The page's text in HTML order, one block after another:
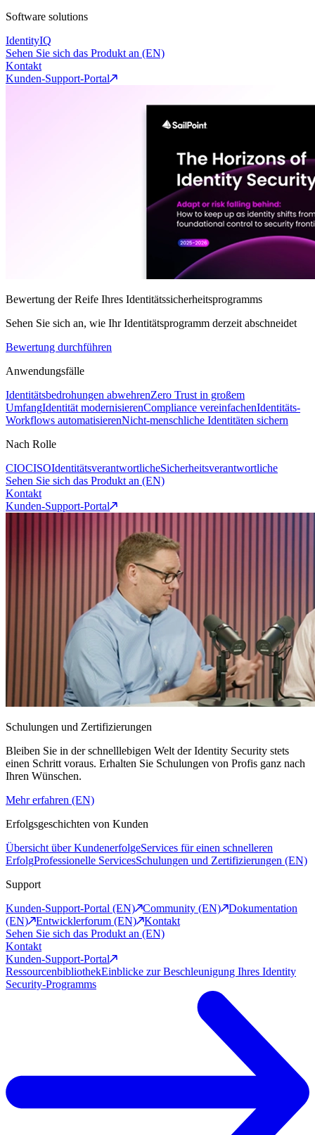
Software solutions
IdentityIQ
Sehen Sie sich das Produkt an (EN)
Kontakt
Kunden-Support-Portal
Bewertung der Reife Ihres Identitätssicherheitsprogramms
Sehen Sie sich an, wie Ihr Identitätsprogramm derzeit abschneidet
Bewertung durchführen
Anwendungsfälle
Identitätsbedrohungen abwehrenZero Trust in großem
UmfangIdentität modernisierenCompliance vereinfachenIdentitäts-
Workflows automatisierenNicht-menschliche Identitäten sichern
Nach Rolle
CIOCISOIdentitätsverantwortlicheSicherheitsverantwortliche
Sehen Sie sich das Produkt an (EN)
Kontakt
Kunden-Support-Portal
Schulungen und Zertifizierungen
Bleiben Sie in der schnelllebigen Welt der Identity Security stets
einen Schritt voraus. Erhalten Sie Schulungen von Profis ganz nach
Ihren Wünschen.
Mehr erfahren (EN)
Erfolgsgeschichten von Kunden
Übersicht über KundenerfolgeServices für einen schnelleren
ErfolgProfessionelle ServicesSchulungen und Zertifizierungen (EN)
Support
Kunden-Support-Portal (EN)
Community (EN)
Dokumentation
(EN)
Entwicklerforum (EN)
Kontakt
Sehen Sie sich das Produkt an (EN)
Kontakt
Kunden-Support-Portal
RessourcenbibliothekEinblicke zur Beschleunigung Ihres Identity
Security-Programms